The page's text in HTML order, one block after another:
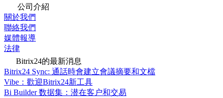
公司介紹
關於我們
聯絡我們
媒體報導
法律
Bitrix24的最新消息
Bitrix24 Sync: 通話時會建立會議摘要和文檔
Vibe：歡迎Bitrix24新工具
Bi Builder 数据集：潜在客户和交易